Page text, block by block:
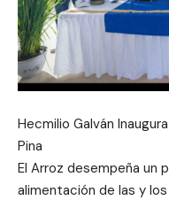
Hecmilio Galván
Pina
El Arroz desempeña un
alimentación de las y